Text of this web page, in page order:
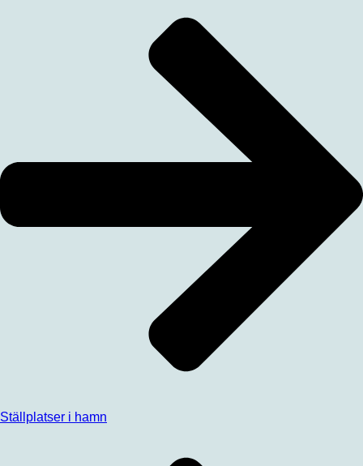
Ställplatser i hamn